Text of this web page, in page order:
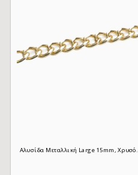
Αλυσίδα Μεταλλική Large 15mm, Χρυσό.